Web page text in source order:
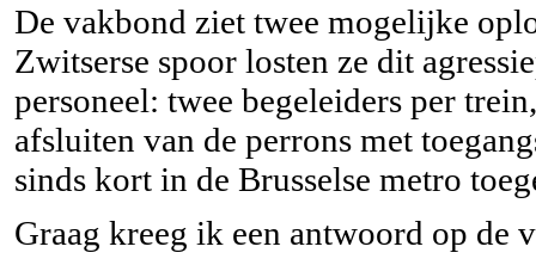
De vakbond ziet twee mogelijke
Zwitserse spoor losten ze dit
personeel: twee begeleiders per
afsluiten van de perrons met
sinds kort in de Brusselse metro
Graag kreeg ik een antwoord op de